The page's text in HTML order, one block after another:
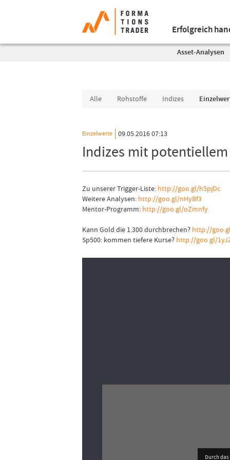
Erfolgreich
Asset-Analysen
Alle Rohstoffe Indizes
Einzelwerte 09.05.2016 07:13
Indizes mit potentiellem
Zu unserer Trigger-Liste: http://goo.gl/h5pjDc
Weitere Analysen: http://goo.gl/nHyBf3
Mentor-Programm: http://goo.gl/oZmnfy
Kann Gold die 1.300 durchbrechen? http://
Sp500: kommen tiefere Kurse? http://goo.gl/
Durch